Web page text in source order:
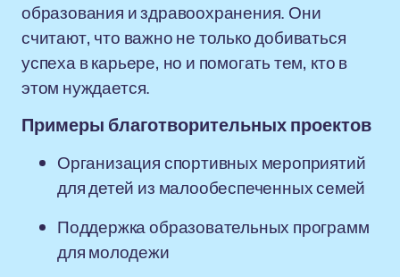
образования и здравоохранения. Они
считают, что важно не только добиваться
успеха в карьере, но и помогать тем, кто в
этом нуждается.
Примеры благотворительных проектов
Организация спортивных мероприятий
для детей из малообеспеченных семей
Поддержка образовательных программ
для молодежи